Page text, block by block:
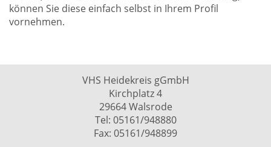
können Sie diese einfach selbst in Ihrem Profil
vornehmen.
VHS Heidekreis gGmbH
Kirchplatz 4
29664 Walsrode
Tel: 05161/948880
Fax: 05161/948899